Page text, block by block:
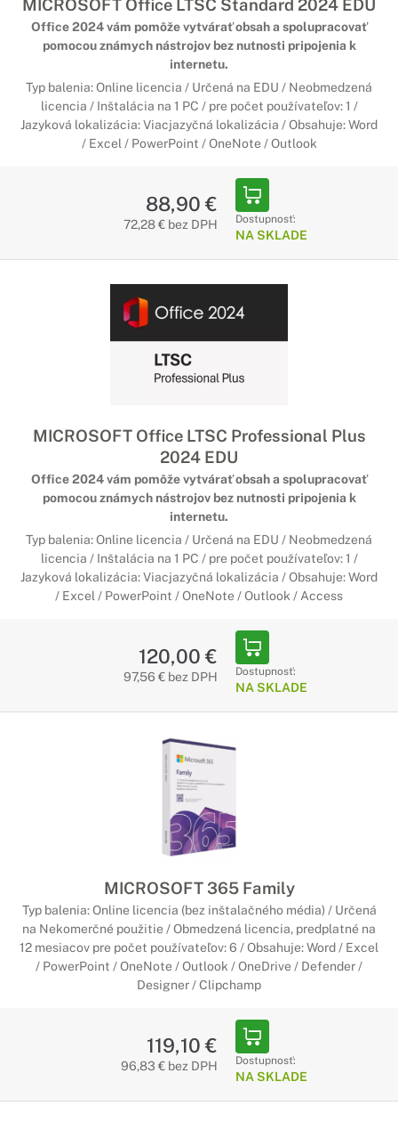
MICROSOFT Office LTSC Standard 2024 EDU
Office 2024 vám pomôže vytvárať obsah a spolupracovať
pomocou známych nástrojov bez nutnosti pripojenia k
internetu.
Typ balenia: Online licencia / Určená na EDU / Neobmedzená
licencia / Inštalácia na 1 PC / pre počet používateľov: 1 /
Jazyková lokalizácia: Viacjazyčná lokalizácia / Obsahuje: Word
/ Excel / PowerPoint / OneNote / Outlook
88,90 €
72,28 € bez DPH Dostupnosť:
NA SKLADE
MICROSOFT Office LTSC Professional Plus
2024 EDU
Office 2024 vám pomôže vytvárať obsah a spolupracovať
pomocou známych nástrojov bez nutnosti pripojenia k
internetu.
Typ balenia: Online licencia / Určená na EDU / Neobmedzená
licencia / Inštalácia na 1 PC / pre počet používateľov: 1 /
Jazyková lokalizácia: Viacjazyčná lokalizácia / Obsahuje: Word
/ Excel / PowerPoint / OneNote / Outlook / Access
120,00 €
97,56 € bez DPH Dostupnosť:
NA SKLADE
MICROSOFT 365 Family
Typ balenia: Online licencia (bez inštalačného média) / Určená
na Nekomerčné použitie / Obmedzená licencia, predplatné na
12 mesiacov pre počet používateľov: 6 / Obsahuje: Word / Excel
/ PowerPoint / OneNote / Outlook / OneDrive / Defender /
Designer / Clipchamp
119,10 €
96,83 € bez DPH Dostupnosť:
NA SKLADE